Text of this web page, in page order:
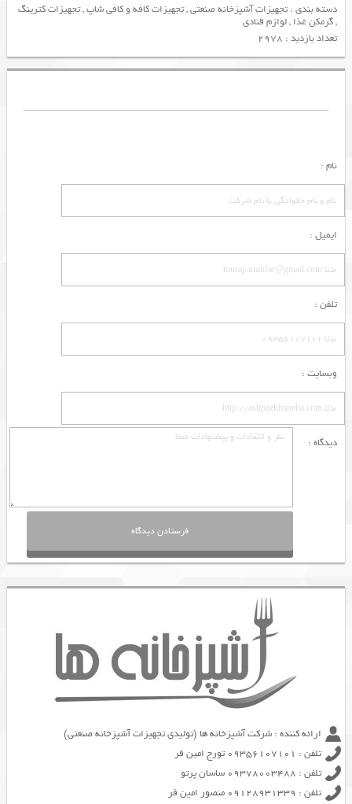
دسته بندی :تجهیزات آشپزخانه صنعتی,تجهیزات کافه و کافی شاپ,تجهیزات کترینگ
,گرمکن غذا ,لوازم قنادی
تعداد بازدید : 2978
نام :
ایمیل :
تلفن :
وبسایت :
دیدگاه :
ارائه کننده : شرکت آشپزخانه ها (تولیدی تجهیزات آشپزخانه صنعتی)
تلفن : 09356107101 تورج امین فر
تلفن : 09378003488 ساسان پرتو
تلفن : 09128931339 منصور امین فر